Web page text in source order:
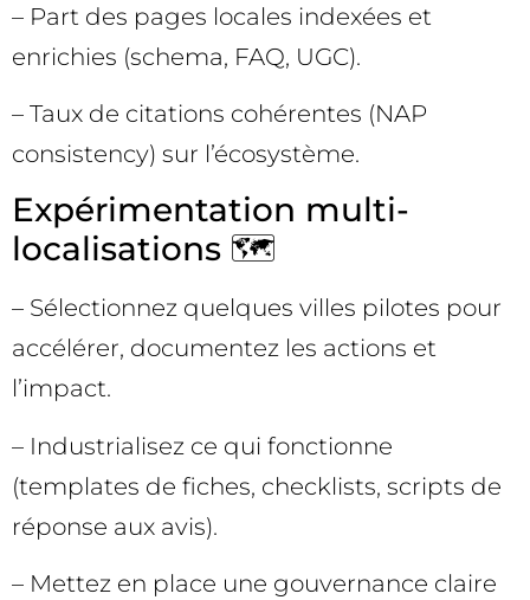
– Part des pages locales indexées et
enrichies (schema, FAQ, UGC).
– Taux de citations cohérentes (NAP
consistency) sur l’écosystème.
Expérimentation multi-
localisations 🗺️
– Sélectionnez quelques villes pilotes pour
accélérer, documentez les actions et
l’impact.
– Industrialisez ce qui fonctionne
(templates de fiches, checklists, scripts de
réponse aux avis).
– Mettez en place une gouvernance claire